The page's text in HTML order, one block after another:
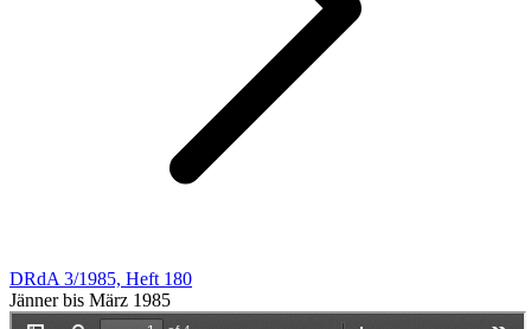
DRdA 3/1985, Heft 180
Jänner bis März 1985